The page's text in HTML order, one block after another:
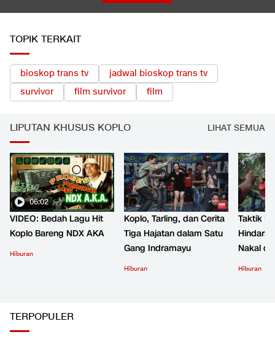
TOPIK TERKAIT
bioskop trans tv
jadwal bioskop trans tv
survivor
film survivor film
LIPUTAN KHUSUS KOPLO LIHAT SEMUA
06:02
VIDEO: Bedah Lagu Hit
Koplo Bareng NDX AKA
Hiburan
Koplo, Tarling, dan Cerita
Tiga Hajatan dalam Satu
Gang Indramayu
Hiburan
Taktik
Hindari
Nakal
Hiburan
TERPOPULER